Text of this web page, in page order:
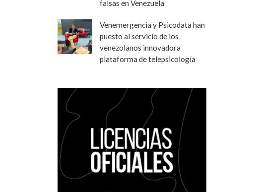
falsas en Venezuela
Venemergencia y Psicodata han
puesto al servicio de los
venezolanos innovadora
plataforma de telepsicología